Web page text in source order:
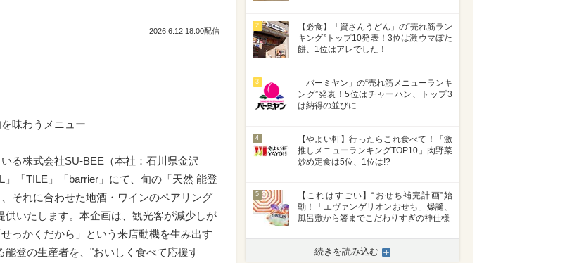
2026.6.12 18:00配信
味わうメニュー
る株式会社SU-BEE（本社：石川県金沢
「TILE」「barrier」にて、旬の「天然 能登
それに合わせた地酒・ワインのペアリング
いたします。本企画は、観光客が減少しが
っかくだから」という来店動機を生み出す
登の生産者を、"おいしく食べて応援す
2
【必食】「資さんうどん」の“売れ筋ラン
キング”トップ10発表！3位は激ウマぼた
餅、1位はアレでした！
3
「バーミヤン」の“売れ筋メニューランキ
ング”発表！5位はチャーハン、トップ3
は納得の並びに
4
【やよい軒】行ったらこれ食べて！「激
推しメニューランキングTOP10」肉野菜
炒め定食は5位、1位は!?
5
【これはすごい】“おせち補完計画”始
動！「エヴァンゲリオンおせち」爆誕、
風呂敷から箸までこだわりすぎの神仕様
続きを読み込む